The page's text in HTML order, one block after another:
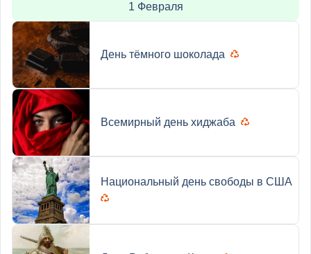
1 Февраля
День тёмного шоколада
Всемирный день хиджаба
Национальный день свободы в США